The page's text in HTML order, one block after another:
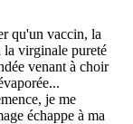
qu'un vaccin, la
la virginale pureté
venant à choir
je me
échappe à ma